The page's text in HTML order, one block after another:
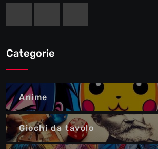
Categorie
Anime
Giochi da tavolo